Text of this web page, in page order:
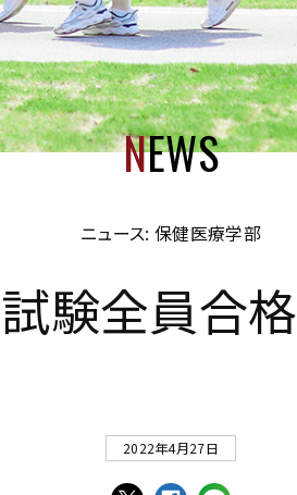
NEWS
ニュース: 保健医療学部
試験全員合格
2022年4月27日